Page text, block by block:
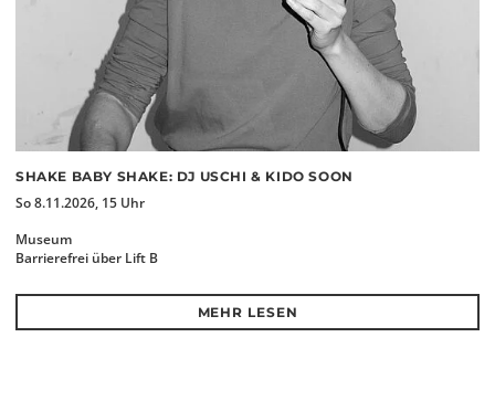
SHAKE BABY SHAKE: DJ USCHI & KIDO SOON
So 8.11.2026, 15 Uhr
Museum
Barrierefrei über Lift B
MEHR LESEN